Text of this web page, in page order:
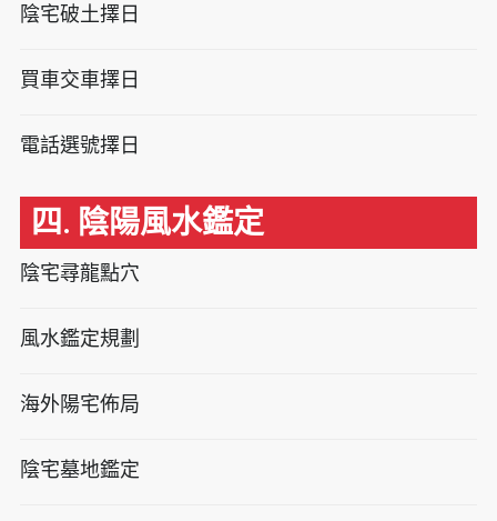
陰宅破土擇日
買車交車擇日
電話選號擇日
四. 陰陽風水鑑定
陰宅尋龍點穴
風水鑑定規劃
海外陽宅佈局
陰宅墓地鑑定